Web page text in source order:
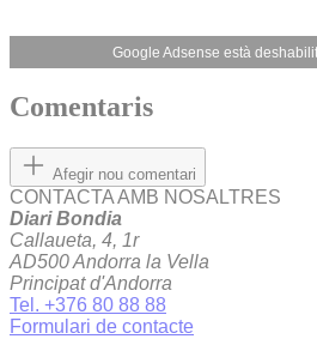
Google Adsense està
Comentaris
Afegir nou comentari
CONTACTA AMB NOSALTRES
Diari Bondia
Callaueta, 4, 1r
AD500 Andorra la Vella
Principat d'Andorra
Tel. +376 80 88 88
Formulari de contacte